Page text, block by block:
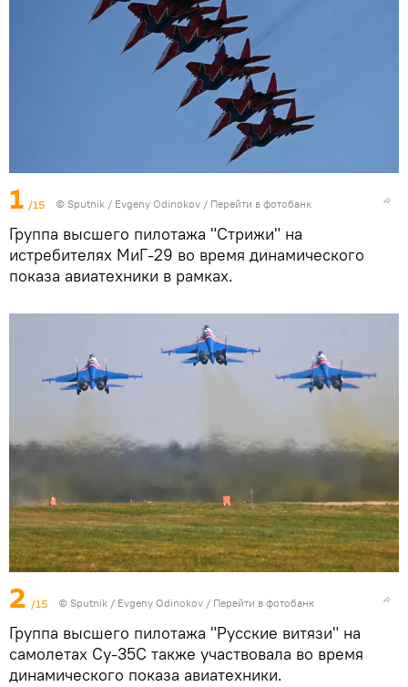
1 /15 © Sputnik / Evgeny Odinokov / Перейти в фотобанк
Группа высшего пилотажа "Стрижи" на
истребителях МиГ-29 во время динамического
показа авиатехники в рамках.
2 /15 © Sputnik / Evgeny Odinokov / Перейти в фотобанк
Группа высшего пилотажа "Русские витязи" на
самолетах Су-35С также участвовала во время
динамического показа авиатехники.